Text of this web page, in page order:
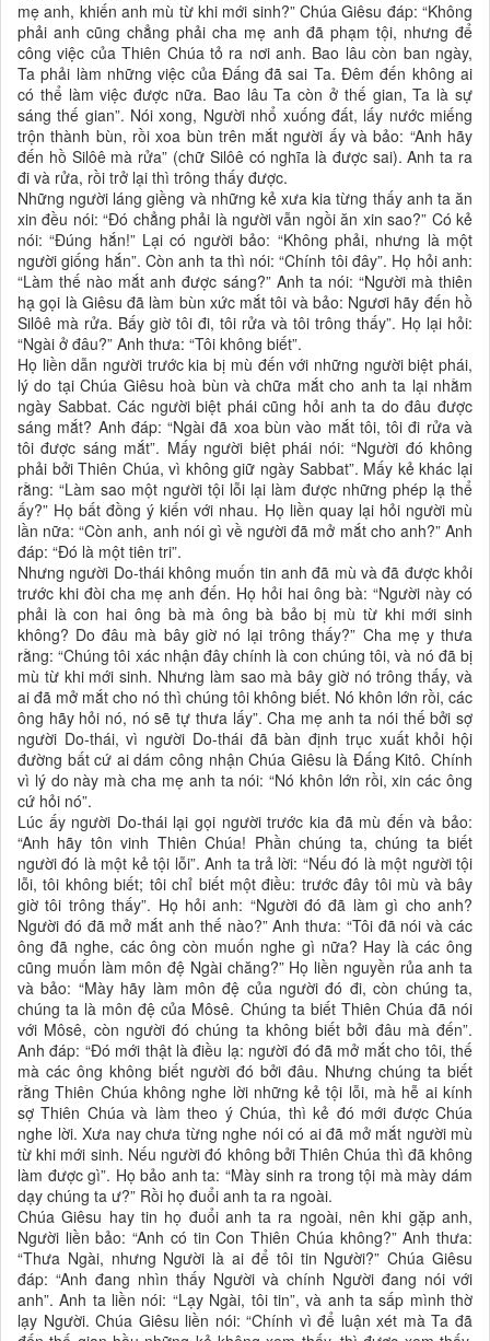
mẹ anh, khiến anh mù từ khi mới sinh?” Chúa Giêsu đáp: “Không
phải anh cũng chẳng phải cha mẹ anh đã phạm tội, nhưng để
công việc của Thiên Chúa tỏ ra nơi anh. Bao lâu còn ban ngày,
Ta phải làm những việc của Đấng đã sai Ta. Đêm đến không ai
có thể làm việc được nữa. Bao lâu Ta còn ở thế gian, Ta là sự
sáng thế gian”. Nói xong, Người nhổ xuống đất, lấy nước miếng
trộn thành bùn, rồi xoa bùn trên mắt người ấy và bảo: “Anh hãy
đến hồ Silôê mà rửa” (chữ Silôê có nghĩa là được sai). Anh ta ra
đi và rửa, rồi trở lại thì trông thấy được.
Những người láng giềng và những kẻ xưa kia từng thấy anh ta ăn
xin đều nói: “Đó chẳng phải là người vẫn ngồi ăn xin sao?” Có kẻ
nói: “Đúng hắn!” Lại có người bảo: “Không phải, nhưng là một
người giống hắn”. Còn anh ta thì nói: “Chính tôi đây”. Họ hỏi anh:
“Làm thế nào mắt anh được sáng?” Anh ta nói: “Người mà thiên
hạ gọi là Giêsu đã làm bùn xức mắt tôi và bảo: Ngươi hãy đến hồ
Silôê mà rửa. Bấy giờ tôi đi, tôi rửa và tôi trông thấy”. Họ lại hỏi:
“Ngài ở đâu?” Anh thưa: “Tôi không biết”.
Họ liền dẫn người trước kia bị mù đến với những người biệt phái,
lý do tại Chúa Giêsu hoà bùn và chữa mắt cho anh ta lại nhằm
ngày Sabbat. Các người biệt phái cũng hỏi anh ta do đâu được
sáng mắt? Anh đáp: “Ngài đã xoa bùn vào mắt tôi, tôi đi rửa và
tôi được sáng mắt”. Mấy người biệt phái nói: “Người đó không
phải bởi Thiên Chúa, vì không giữ ngày Sabbat”. Mấy kẻ khác lại
rằng: “Làm sao một người tội lỗi lại làm được những phép lạ thể
ấy?” Họ bất đồng ý kiến với nhau. Họ liền quay lại hỏi người mù
lần nữa: “Còn anh, anh nói gì về người đã mở mắt cho anh?” Anh
đáp: “Đó là một tiên tri”.
Nhưng người Do-thái không muốn tin anh đã mù và đã được khỏi
trước khi đòi cha mẹ anh đến. Họ hỏi hai ông bà: “Người này có
phải là con hai ông bà mà ông bà bảo bị mù từ khi mới sinh
không? Do đâu mà bây giờ nó lại trông thấy?” Cha mẹ y thưa
rằng: “Chúng tôi xác nhận đây chính là con chúng tôi, và nó đã bị
mù từ khi mới sinh. Nhưng làm sao mà bây giờ nó trông thấy, và
ai đã mở mắt cho nó thì chúng tôi không biết. Nó khôn lớn rồi, các
ông hãy hỏi nó, nó sẽ tự thưa lấy”. Cha mẹ anh ta nói thế bởi sợ
người Do-thái, vì người Do-thái đã bàn định trục xuất khỏi hội
đường bất cứ ai dám công nhận Chúa Giêsu là Đấng Kitô. Chính
vì lý do này mà cha mẹ anh ta nói: “Nó khôn lớn rồi, xin các ông
cứ hỏi nó”.
Lúc ấy người Do-thái lại gọi người trước kia đã mù đến và bảo:
“Anh hãy tôn vinh Thiên Chúa! Phần chúng ta, chúng ta biết
người đó là một kẻ tội lỗi”. Anh ta trả lời: “Nếu đó là một người tội
lỗi, tôi không biết; tôi chỉ biết một điều: trước đây tôi mù và bây
giờ tôi trông thấy”. Họ hỏi anh: “Người đó đã làm gì cho anh?
Người đó đã mở mắt anh thế nào?” Anh thưa: “Tôi đã nói và các
ông đã nghe, các ông còn muốn nghe gì nữa? Hay là các ông
cũng muốn làm môn đệ Ngài chăng?” Họ liền nguyền rủa anh ta
và bảo: “Mày hãy làm môn đệ của người đó đi, còn chúng ta,
chúng ta là môn đệ của Môsê. Chúng ta biết Thiên Chúa đã nói
với Môsê, còn người đó chúng ta không biết bởi đâu mà đến”.
Anh đáp: “Đó mới thật là điều lạ: người đó đã mở mắt cho tôi, thế
mà các ông không biết người đó bởi đâu. Nhưng chúng ta biết
rằng Thiên Chúa không nghe lời những kẻ tội lỗi, mà hễ ai kính
sợ Thiên Chúa và làm theo ý Chúa, thì kẻ đó mới được Chúa
nghe lời. Xưa nay chưa từng nghe nói có ai đã mở mắt người mù
từ khi mới sinh. Nếu người đó không bởi Thiên Chúa thì đã không
làm được gì”. Họ bảo anh ta: “Mày sinh ra trong tội mà mày dám
dạy chúng ta ư?” Rồi họ đuổi anh ta ra ngoài.
Chúa Giêsu hay tin họ đuổi anh ta ra ngoài, nên khi gặp anh,
Người liền bảo: “Anh có tin Con Thiên Chúa không?” Anh thưa:
“Thưa Ngài, nhưng Người là ai để tôi tin Người?” Chúa Giêsu
đáp: “Anh đang nhìn thấy Người và chính Người đang nói với
anh”. Anh ta liền nói: “Lạy Ngài, tôi tin”, và anh ta sấp mình thờ
lạy Người. Chúa Giêsu liền nói: “Chính vì để luận xét mà Ta đã